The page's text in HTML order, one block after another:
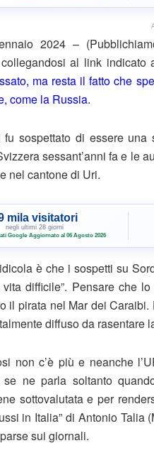
2024 –
collegandosi al link
ma resta il fatto che
come la Russia.
fu sospettato di essere
sessant’anni fa e le
nel cantone di Uri.
mila visitatori
negli ultimi 28 giorni
Google·Aggiornato al 06 Agosto 2026
è che i sospetti su
vita difficile”. Pensare che
il pirata nel Mar dei
diffuso da rasentare
non c’è più e neanche
se ne parla soltanto
sottovalutata e per
in Italia” di Antonio Talia
sui giornali.